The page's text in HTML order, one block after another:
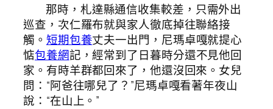
那時，札達縣通信收集較差，只需外出
巡查，次仁羅布就與家人徹底掉往聯絡接
觸。 短期包養丈夫一出門，尼瑪卓嘎就提心
惦包養網記，經常到了日暮時分還不見他回
家。有時羊群都回來了，他還沒回來。女兒
問：“阿爸往哪兒了？”尼瑪卓嘎看著年夜山
說：“在山上。”